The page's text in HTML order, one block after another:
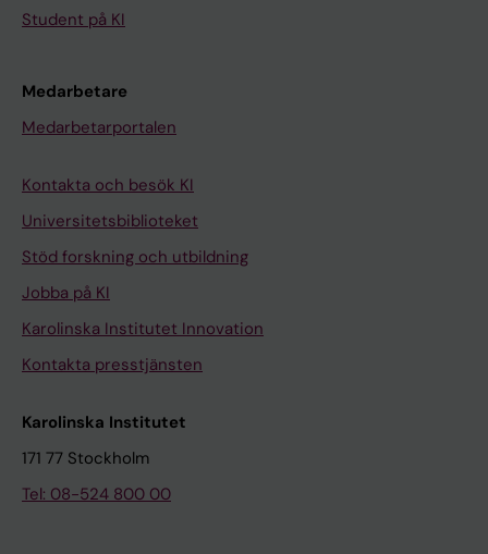
Student på KI
Medarbetare
Medarbetarportalen
Kontakta och besök KI
Universitetsbiblioteket
Stöd forskning och utbildning
Jobba på KI
Karolinska Institutet Innovation
Kontakta presstjänsten
Karolinska Institutet
171 77 Stockholm
Tel: 08-524 800 00